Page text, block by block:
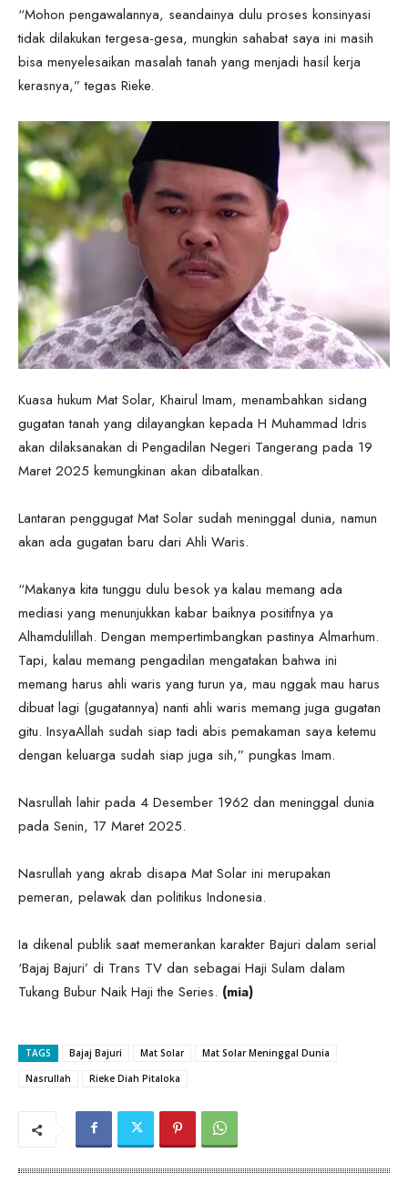
“Mohon pengawalannya, seandainya dulu proses konsinyasi
tidak dilakukan tergesa-gesa, mungkin sahabat saya ini masih
bisa menyelesaikan masalah tanah yang menjadi hasil kerja
kerasnya,” tegas Rieke.
Kuasa hukum Mat Solar, Khairul Imam, menambahkan sidang
gugatan tanah yang dilayangkan kepada H Muhammad Idris
akan dilaksanakan di Pengadilan Negeri Tangerang pada 19
Maret 2025 kemungkinan akan dibatalkan.
Lantaran penggugat Mat Solar sudah meninggal dunia, namun
akan ada gugatan baru dari Ahli Waris.
“Makanya kita tunggu dulu besok ya kalau memang ada
mediasi yang menunjukkan kabar baiknya positifnya ya
Alhamdulillah. Dengan mempertimbangkan pastinya Almarhum.
Tapi, kalau memang pengadilan mengatakan bahwa ini
memang harus ahli waris yang turun ya, mau nggak mau harus
dibuat lagi (gugatannya) nanti ahli waris memang juga gugatan
gitu. InsyaAllah sudah siap tadi abis pemakaman saya ketemu
dengan keluarga sudah siap juga sih,” pungkas Imam.
Nasrullah lahir pada 4 Desember 1962 dan meninggal dunia
pada Senin, 17 Maret 2025.
Nasrullah yang akrab disapa Mat Solar ini merupakan
pemeran, pelawak dan politikus Indonesia.
Ia dikenal publik saat memerankan karakter Bajuri dalam serial
‘Bajaj Bajuri’ di Trans TV dan sebagai Haji Sulam dalam
Tukang Bubur Naik Haji the Series. (mia)
TAGS Bajaj Bajuri Mat Solar
Mat Solar Meninggal Dunia
Nasrullah
Rieke Diah Pitaloka